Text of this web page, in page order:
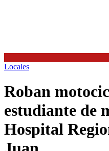
Locales
Roban
estudiante de
Hospital